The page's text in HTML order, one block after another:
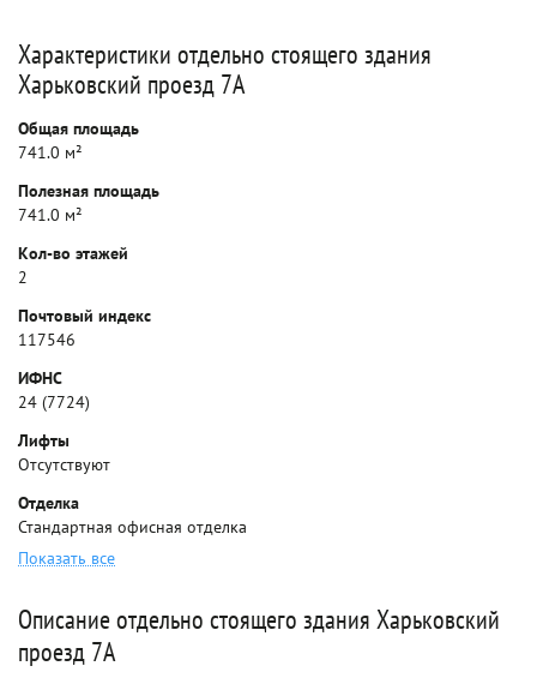
Характеристики отдельно стоящего здания
Харьковский проезд 7А
Общая площадь
741.0 м²
Полезная площадь
741.0 м²
Кол-во этажей
2
Почтовый индекс
117546
ИФНС
24 (7724)
Лифты
Отсутствуют
Отделка
Стандартная офисная отделка
Показать все
Описание отдельно стоящего здания Харьковский
проезд 7А